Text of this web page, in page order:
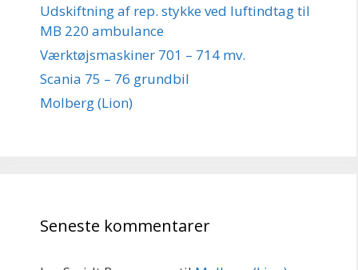
Udskiftning af rep. stykke ved luftindtag til
MB 220 ambulance
Værktøjsmaskiner 701 – 714 mv.
Scania 75 – 76 grundbil
Molberg (Lion)
Seneste kommentarer